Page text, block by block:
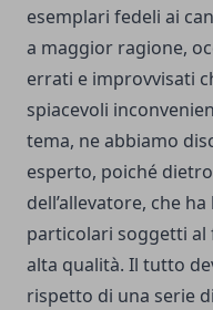
esemplari fedeli ai
a maggior ragione,
errati e improvvisati
spiacevoli
tema, ne abbiamo
esperto, poiché
dell’allevatore, che
particolari soggetti
alta qualità. Il tutto
rispetto di una serie